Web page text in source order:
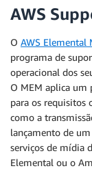
AWS
O AWS Elemental
programa de
operacional dos
O MEM aplica um
para os requisitos
como a
lançamento de
serviços de mídia
Elemental ou o